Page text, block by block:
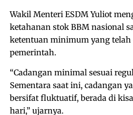
Wakil Menteri ESDM Yuliot
ketahanan stok BBM nasional
ketentuan minimum yang
pemerintah.
“Cadangan minimal sesuai
Sementara saat ini, cadangan
bersifat fluktuatif, berada di
hari,” ujarnya.